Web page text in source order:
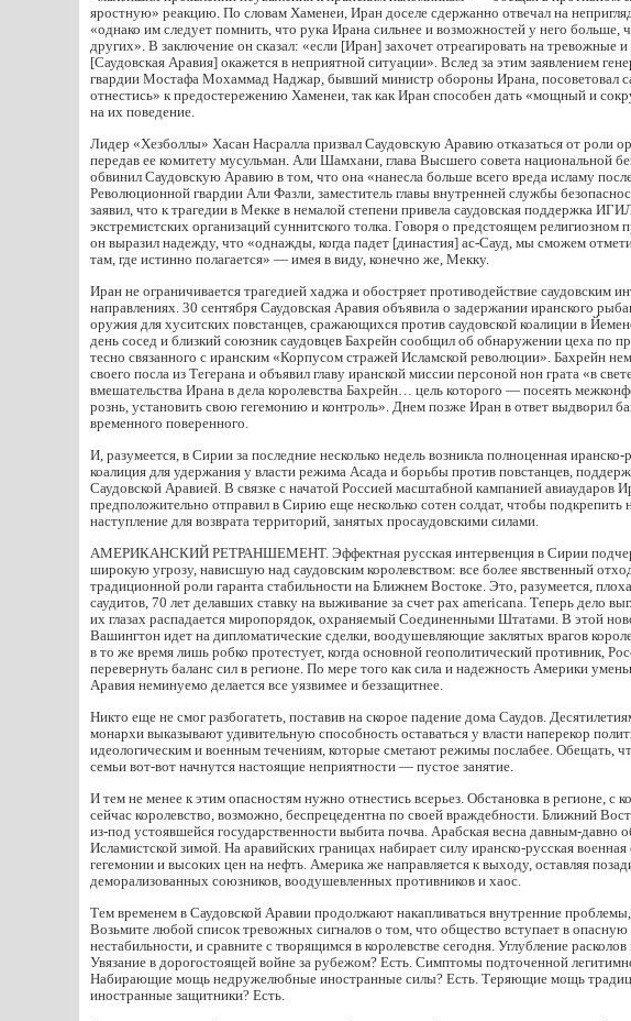
яростную» реакцию. По словам Хаменеи, Иран доселе сдержанно отвечал на
«однако им следует помнить, что рука Ирана сильнее и возможностей у него больше,
других». В заключение он сказал: «если [Иран] захочет отреагировать на тревожные
[Саудовская Аравия] окажется в неприятной ситуации». Вслед за этим заявлением
гвардии Мостафа Мохаммад Наджар, бывший министр обороны Ирана, посоветовал
отнестись» к предостережению Хаменеи, так как Иран способен дать «мощный и
на их поведение.
Лидер «Хезболлы» Хасан Насралла призвал Саудовскую Аравию отказаться от роли
передав ее комитету мусульман. Али Шамхани, глава Высшего совета национальной
обвинил Саудовскую Аравию в том, что она «нанесла больше всего вреда исламу
Революционной гвардии Али Фазли, заместитель главы внутренней службы
заявил, что к трагедии в Мекке в немалой степени привела саудовская поддержка
экстремистских организаций суннитского толка. Говоря о предстоящем религиозном
он выразил надежду, что «однажды, когда падет [династия] ас-Сауд, мы сможем
там, где истинно полагается» — имея в виду, конечно же, Мекку.
Иран не ограничивается трагедией хаджа и обостряет противодействие саудовским
направлениях. 30 сентября Саудовская Аравия объявила о задержании иранского
оружия для хуситских повстанцев, сражающихся против саудовской коалиции в
день сосед и близкий союзник саудовцев Бахрейн сообщил об обнаружении цеха по
тесно связанного с иранским «Корпусом стражей Исламской революции». Бахрейн
своего посла из Тегерана и объявил главу иранской миссии персоной нон грата «в
вмешательства Ирана в дела королевства Бахрейн… цель которого — посеять
рознь, установить свою гегемонию и контроль». Днем позже Иран в ответ выдворил
временного поверенного.
И, разумеется, в Сирии за последние несколько недель возникла полноценная иранско-
коалиция для удержания у власти режима Асада и борьбы против повстанцев,
Саудовской Аравией. В связке с начатой Россией масштабной кампанией авиаударов
предположительно отправил в Сирию еще несколько сотен солдат, чтобы подкрепить
наступление для возврата территорий, занятых просаудовскими силами.
АМЕРИКАНСКИЙ РЕТРАНШЕМЕНТ. Эффектная русская интервенция в Сирии
широкую угрозу, нависшую над саудовским королевством: все более явственный
традиционной роли гаранта стабильности на Ближнем Востоке. Это, разумеется,
саудитов, 70 лет делавших ставку на выживание за счет pax americana. Теперь дело
их глазах распадается миропорядок, охраняемый Соединенными Штатами. В этой
Вашингтон идет на дипломатические сделки, воодушевляющие заклятых врагов
в то же время лишь робко протестует, когда основной геополитический противник,
перевернуть баланс сил в регионе. По мере того как сила и надежность Америки
Аравия неминуемо делается все уязвимее и беззащитнее.
Никто еще не смог разбогатеть, поставив на скорое падение дома Саудов.
монархи выказывают удивительную способность оставаться у власти наперекор
идеологическим и военным течениям, которые сметают режимы послабее. Обещать,
семьи вот-вот начнутся настоящие неприятности — пустое занятие.
И тем не менее к этим опасностям нужно отнестись всерьез. Обстановка в регионе, с
сейчас королевство, возможно, беспрецедентна по своей враждебности. Ближний
из-под устоявшейся государственности выбита почва. Арабская весна давным-давно
Исламистской зимой. На аравийских границах набирает силу иранско-русская
гегемонии и высоких цен на нефть. Америка же направляется к выходу, оставляя
деморализованных союзников, воодушевленных противников и хаос.
Тем временем в Саудовской Аравии продолжают накапливаться внутренние
Возьмите любой список тревожных сигналов о том, что общество вступает в опасную
нестабильности, и сравните с творящимся в королевстве сегодня. Углубление расколов
Увязание в дорогостоящей войне за рубежом? Есть. Симптомы подточенной
Набирающие мощь недружелюбные иностранные силы? Есть. Теряющие мощь
иностранные защитники? Есть.